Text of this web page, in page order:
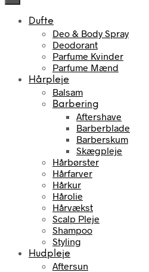
Dufte
Deo & Body Spray
Deodorant
Parfume Kvinder
Parfume Mænd
Hårpleje
Balsam
Barbering
Aftershave
Barberblade
Barberskum
Skægpleje
Hårbørster
Hårfarver
Hårkur
Hårolie
Hårvækst
Scalp Pleje
Shampoo
Styling
Hudpleje
Aftersun